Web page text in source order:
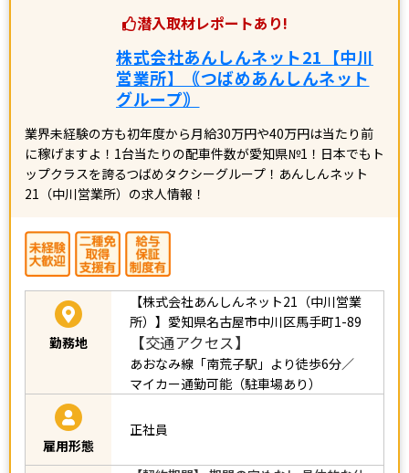
潜入取材レポートあり!
株式会社あんしんネット21【中川
営業所】｟つばめあんしんネット
グループ｠
業界未経験の方も初年度から月給30万円や40万円は当たり前
に稼げますよ！1台当たりの配車件数が愛知県№1！日本でもト
ップクラスを誇るつばめタクシーグループ！あんしんネット
21（中川営業所）の求人情報！
勤務地
【株式会社あんしんネット21（中川営業
所）】愛知県名古屋市中川区馬手町1-89
【交通アクセス】
あおなみ線「南荒子駅」より徒歩6分／
マイカー通勤可能（駐車場あり）
雇用形態
正社員